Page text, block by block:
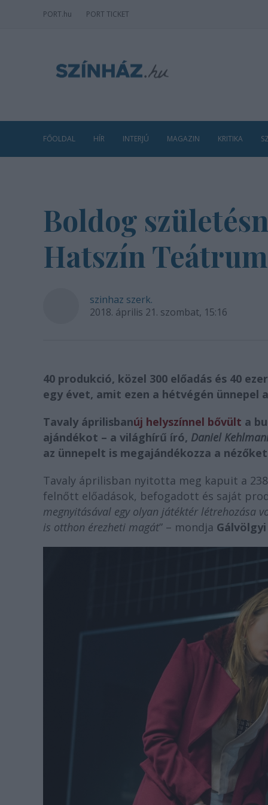
PORT.hu PORT TICKET
FŐOLDAL HÍR INTERJÚ MAGAZIN KRITIKA
Boldog
Hatszín Teátrum
szinhaz szerk.
2018. április 21. szombat, 15:16
40 produkció, közel 300 előadás és 40
egy évet, amit ezen a hétvégén ünnepel
Tavaly áprilisbanúj helyszínnel bővült a
ajándékot – a világhírű író, Daniel
az ünnepelt is megajándékozza a
Tavaly áprilisban nyitotta meg kapuit a
felnőtt előadások, befogadott és saját
megnyitásával egy olyan játéktér létrehozása
is otthon érezheti magát” – mondja